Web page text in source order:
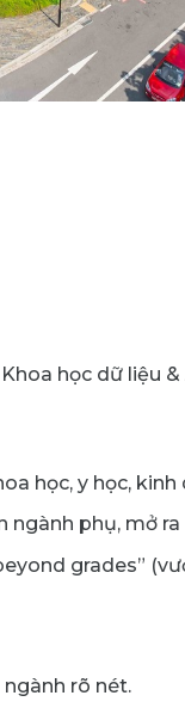
học dữ liệu
học, y học, kinh
phụ, mở
grades”
ngành rõ nét.